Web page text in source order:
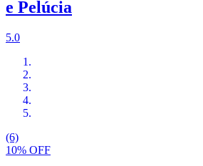
e Pelúcia
5.0
(6)
10% OFF